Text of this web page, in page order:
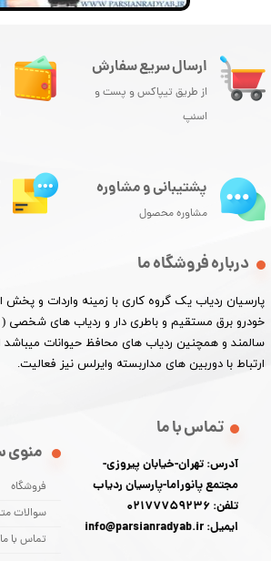
ارسال سریع سفارش
از طریق تیپاکس و پست و
اسنپ
درباره فروشگاه ما
پارسیان ردیاب یک گروه کاری با زمینه واردات و
خودرو برق مستقیم و باطری دار و ردیاب های شخصی
سالمند و همچنین ردیاب های محافظ حیوانات
ارتباط با دوربین های مداربسته وایرلس نیز فعالیت.​​​​​​​
منوی
فروشگاه
سوالات
تماس با ما
تماس با ما
آدرس: تهران-خیابان پیروزی-
مجتمع پانوراما-پارسیان ردیاب
تلفن: 02177759236
ایمیل: info@parsianradyab.ir
پشتیبانی و مشاوره
مشاوره محصول